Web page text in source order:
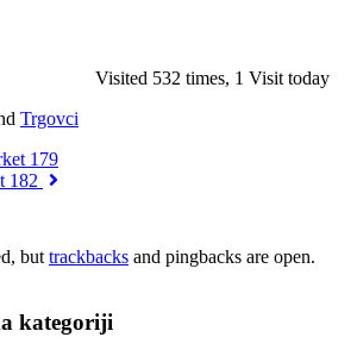
Visited 532 times, 1 Visit today
Trgovci
179
182
buttrackbacks and pingbacks are open.
kategoriji